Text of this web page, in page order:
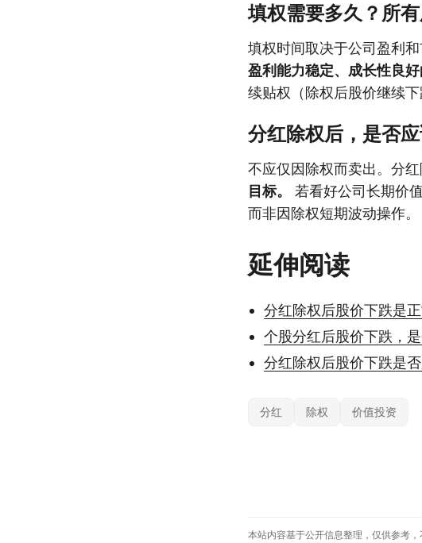
填权需要多久？所
填权时间取决于公司盈利
盈利能力稳定、成长性良
续贴权（除权后股价继续下
分红除权后，是否
不应仅因除权而卖出。分红
目标。
若看好公司长期价
而非因除权短期波动操作。
延伸阅读
分红除权后股价下跌是
个股分红后股价下跌，
分红除权后股价下跌是
分红 除权 价值投资
本站内容基于公开信息整理，仅供参考